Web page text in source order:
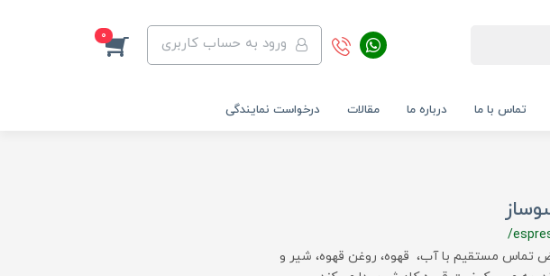
ورود به حساب کاربری 0
تماس با ما درباره ما مقالات درخواست نمایندگی
/
تماس مستقیم با آب، قهوه، روغن قهوه، شیر و